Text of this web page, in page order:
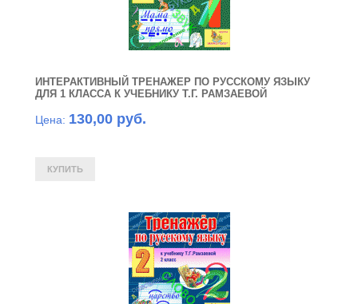
ИНТЕРАКТИВНЫЙ ТРЕНАЖЕР ПО РУССКОМУ ЯЗЫКУ
ДЛЯ 1 КЛАССА К УЧЕБНИКУ Т.Г. РАМЗАЕВОЙ
Цена: 130,00 руб.